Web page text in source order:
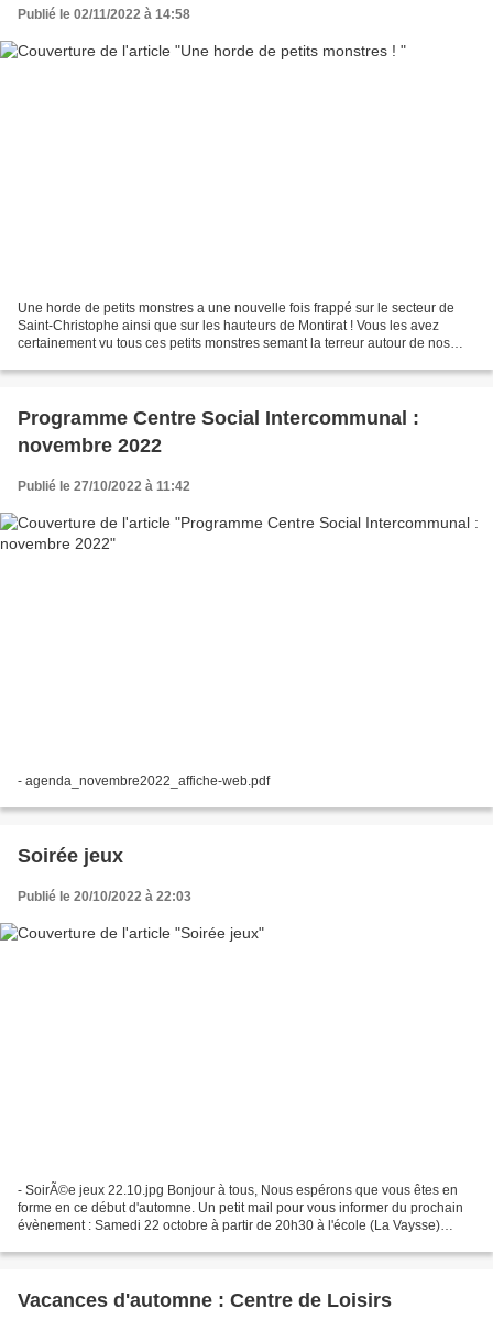
Publié le 02/11/2022 à 14:58
Une horde de petits monstres a une nouvelle fois frappé sur le secteur de
Saint-Christophe ainsi que sur les hauteurs de Montirat ! Vous les avez
certainement vu tous ces petits monstres semant la terreur autour de nos
Programme Centre Social Intercommunal :
novembre 2022
Publié le 27/10/2022 à 11:42
- agenda_novembre2022_affiche-web.pdf
Soirée jeux
Publié le 20/10/2022 à 22:03
- SoirÃ©e jeux 22.10.jpg Bonjour à tous, Nous espérons que vous êtes en
forme en ce début d'automne. Un petit mail pour vous informer du prochain
évènement : Samedi 22 octobre à partir de 20h30 à l'école (La Vaysse)
Vacances d'automne : Centre de Loisirs